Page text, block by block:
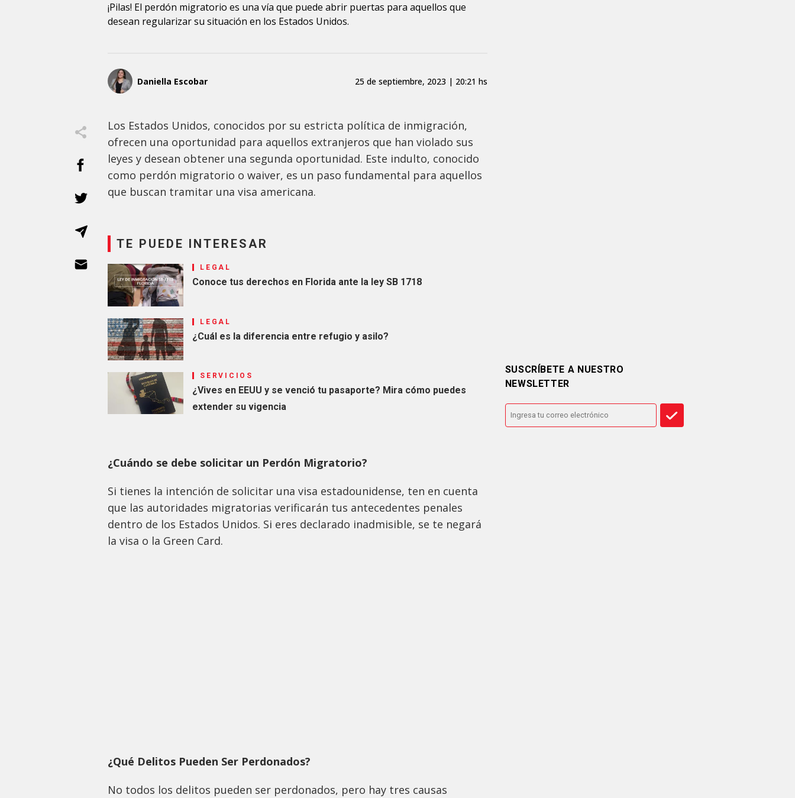
¡Pilas! El perdón migratorio es una vía que puede abrir puertas para aquellos que
desean regularizar su situación en los Estados Unidos.
Daniella Escobar 25 de septiembre, 2023 | 20:21 hs
Los Estados Unidos, conocidos por su estricta política de inmigración,
ofrecen una oportunidad para aquellos extranjeros que han violado sus
leyes y desean obtener una segunda oportunidad. Este indulto, conocido
como perdón migratorio o waiver, es un paso fundamental para aquellos
que buscan tramitar una visa americana.
TE PUEDE INTERESAR
LEGAL
Conoce tus derechos en Florida ante la ley SB 1718
LEGAL
¿Cuál es la diferencia entre refugio y asilo?
SERVICIOS
¿Vives en EEUU y se venció tu pasaporte? Mira cómo puedes
extender su vigencia
¿Cuándo se debe solicitar un Perdón Migratorio?
Si tienes la intención de solicitar una visa estadounidense, ten en cuenta
que las autoridades migratorias verificarán tus antecedentes penales
dentro de los Estados Unidos. Si eres declarado inadmisible, se te negará
la visa o la Green Card.
¿Qué Delitos Pueden Ser Perdonados?
No todos los delitos pueden ser perdonados, pero hay tres causas
SUSCRÍBETE A NUESTRO
NEWSLETTER